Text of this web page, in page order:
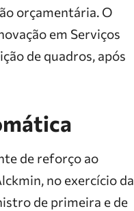
orçamentária. O
em Serviços
de quadros, após
de reforço ao
no exercício da
de primeira e de